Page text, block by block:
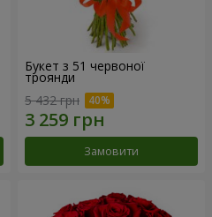
Букет з 51 червоної
троянди
5 432 грн
Замовити